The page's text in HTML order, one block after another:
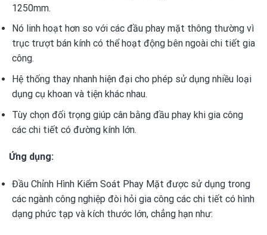
1250mm.
Nó linh hoạt hơn so với các đầu phay mặt thông thường vì
trục trượt bán kính có thể hoạt động bên ngoài chi tiết gia
công.
Hệ thống thay nhanh hiện đại cho phép sử dụng nhiều loại
dụng cụ khoan và tiện khác nhau.
Tùy chọn đối trọng giúp cân bằng đầu phay khi gia công
các chi tiết có đường kính lớn.
Ứng dụng:
Đầu Chỉnh Hình Kiểm Soát Phay Mặt được sử dụng trong
các ngành công nghiệp đòi hỏi gia công các chi tiết có hình
dạng phức tạp và kích thước lớn, chẳng hạn như: